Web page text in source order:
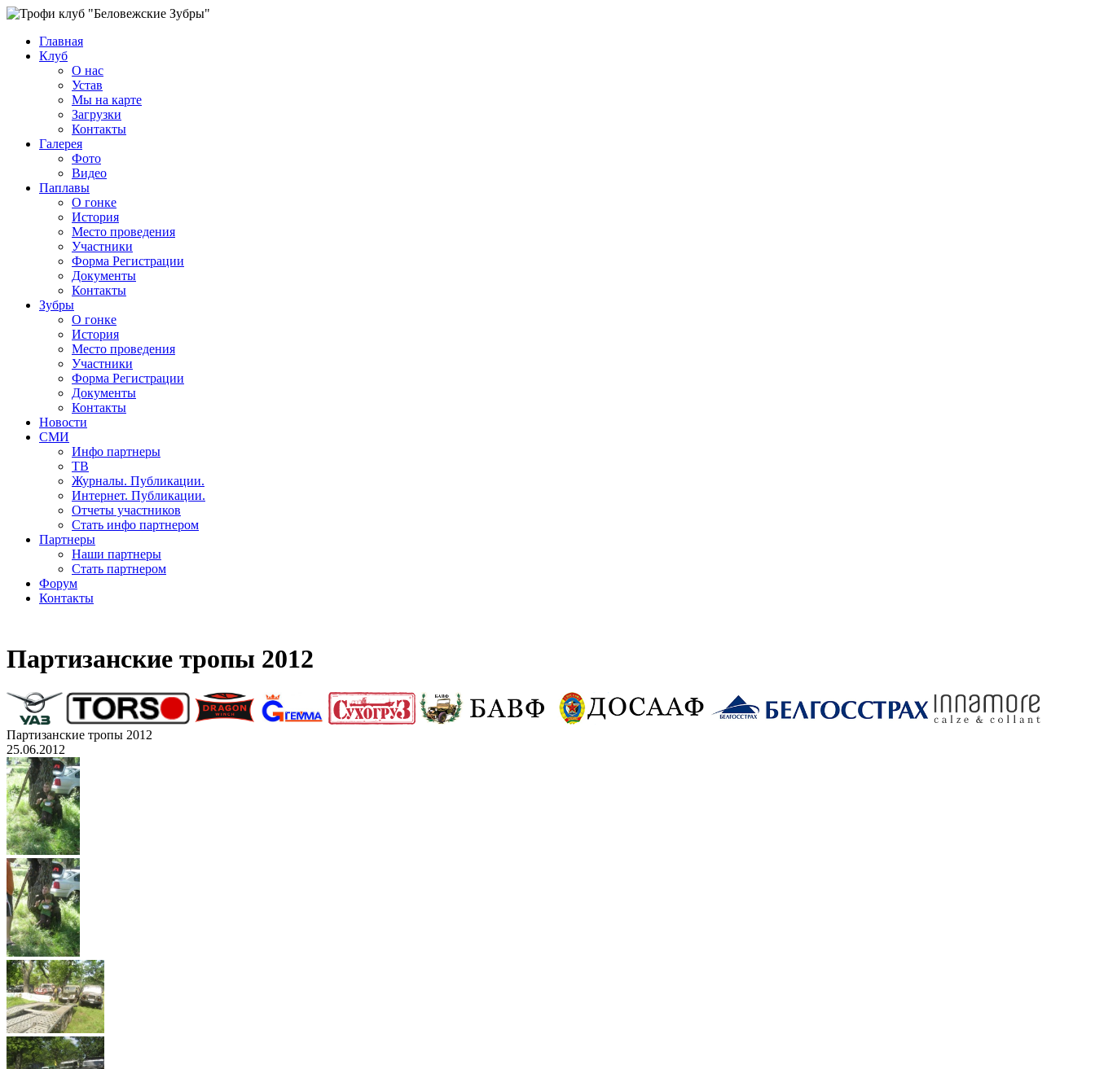
Главная
Клуб
О нас
Устав
Мы на карте
Загрузки
Контакты
Галерея
Фото
Видео
Паплавы
О гонке
История
Место проведения
Участники
Форма Регистрации
Документы
Контакты
Зубры
О гонке
История
Место проведения
Участники
Форма Регистрации
Документы
Контакты
Новости
СМИ
Инфо партнеры
ТВ
Журналы. Публикации.
Интернет. Публикации.
Отчеты участников
Стать инфо партнером
Партнеры
Наши партнеры
Стать партнером
Форум
Контакты
Партизанские тропы 2012
Партизанские тропы 2012
25.06.2012